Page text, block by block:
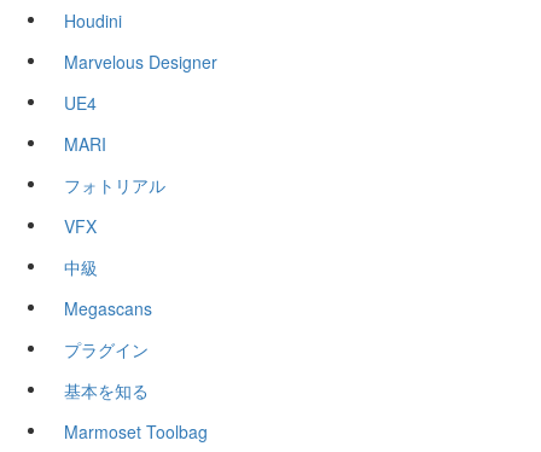
Houdini
Marvelous Designer
UE4
MARI
フォトリアル
VFX
中級
Megascans
プラグイン
基本を知る
Marmoset Toolbag